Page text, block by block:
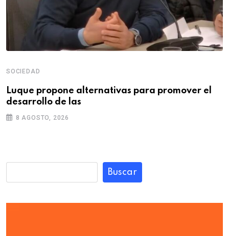
SOCIEDAD
Luque propone alternativas para promover el
desarrollo de las
8 AGOSTO, 2026
Buscar